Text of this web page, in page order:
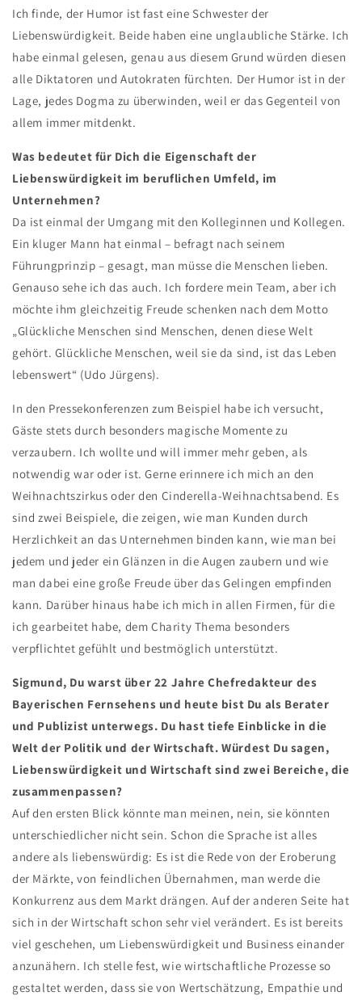
Ich finde, der Humor ist fast eine Schwester der
Liebenswürdigkeit. Beide haben eine unglaubliche Stärke. Ich
habe einmal gelesen, genau aus diesem Grund würden diesen
alle Diktatoren und Autokraten fürchten. Der Humor ist in der
Lage, jedes Dogma zu überwinden, weil er das Gegenteil von
allem immer mitdenkt.
Was bedeutet für Dich die Eigenschaft der
Liebenswürdigkeit im beruflichen Umfeld, im
Unternehmen?
Da ist einmal der Umgang mit den Kolleginnen und Kollegen.
Ein kluger Mann hat einmal – befragt nach seinem
Führungprinzip – gesagt, man müsse die Menschen lieben.
Genauso sehe ich das auch. Ich fordere mein Team, aber ich
möchte ihm gleichzeitig Freude schenken nach dem Motto
„Glückliche Menschen sind Menschen, denen diese Welt
gehört. Glückliche Menschen, weil sie da sind, ist das Leben
lebenswert“ (Udo Jürgens).
In den Pressekonferenzen zum Beispiel habe ich versucht,
Gäste stets durch besonders magische Momente zu
verzaubern. Ich wollte und will immer mehr geben, als
notwendig war oder ist. Gerne erinnere ich mich an den
Weihnachtszirkus oder den Cinderella-Weihnachtsabend. Es
sind zwei Beispiele, die zeigen, wie man Kunden durch
Herzlichkeit an das Unternehmen binden kann, wie man bei
jedem und jeder ein Glänzen in die Augen zaubern und wie
man dabei eine große Freude über das Gelingen empfinden
kann. Darüber hinaus habe ich mich in allen Firmen, für die
ich gearbeitet habe, dem Charity Thema besonders
verpflichtet gefühlt und bestmöglich unterstützt.
Sigmund, Du warst über 22 Jahre Chefredakteur des
Bayerischen Fernsehens und heute bist Du als Berater
und Publizist unterwegs. Du hast tiefe Einblicke in die
Welt der Politik und der Wirtschaft. Würdest Du sagen,
Liebenswürdigkeit und Wirtschaft sind zwei Bereiche, die
zusammenpassen?
Auf den ersten Blick könnte man meinen, nein, sie könnten
unterschiedlicher nicht sein. Schon die Sprache ist alles
andere als liebenswürdig: Es ist die Rede von der Eroberung
der Märkte, von feindlichen Übernahmen, man werde die
Konkurrenz aus dem Markt drängen. Auf der anderen Seite hat
sich in der Wirtschaft schon sehr viel verändert. Es ist bereits
viel geschehen, um Liebenswürdigkeit und Business einander
anzunähern. Ich stelle fest, wie wirtschaftliche Prozesse so
gestaltet werden, dass sie von Wertschätzung, Empathie und